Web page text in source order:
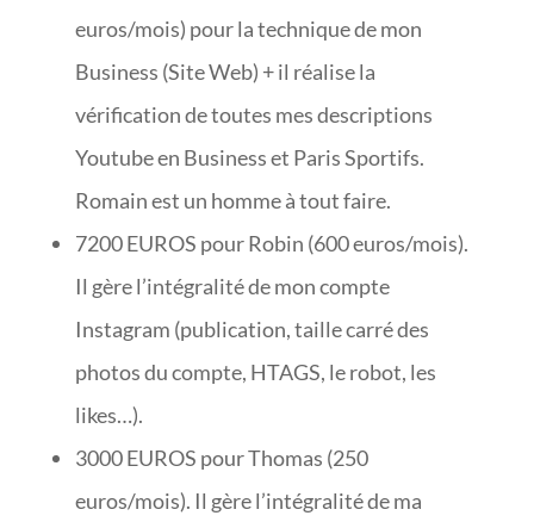
euros/mois) pour la technique de mon
Business (Site Web) + il réalise la
vérification de toutes mes descriptions
Youtube en Business et Paris Sportifs.
Romain est un homme à tout faire.
7200 EUROS pour Robin (600 euros/mois).
Il gère l’intégralité de mon compte
Instagram (publication, taille carré des
photos du compte, HTAGS, le robot, les
likes…).
3000 EUROS pour Thomas (250
euros/mois). Il gère l’intégralité de ma